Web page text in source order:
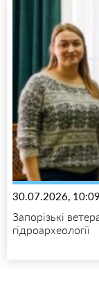
30.07.2026, 10:09
Запорізькі
гідроархеології